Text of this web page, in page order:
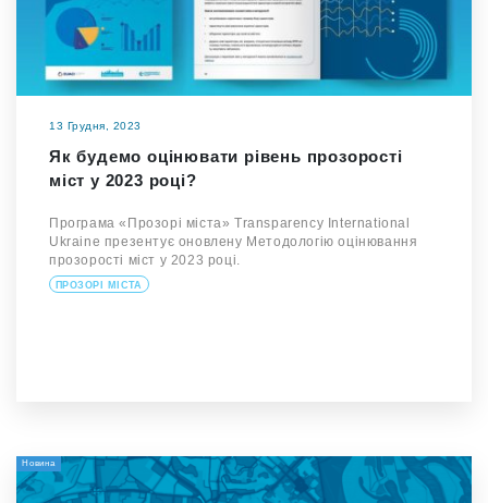
13 Грудня, 2023
Як будемо оцінювати рівень прозорості
міст у 2023 році?
Програма «Прозорі міста» Transparency International
Ukraine презентує оновлену Методологію оцінювання
прозорості міст у 2023 році.
ПРОЗОРІ МІСТА
Новина